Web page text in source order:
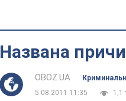
Названа
OBOZ.UA
5.08.2011 11:35
1,1